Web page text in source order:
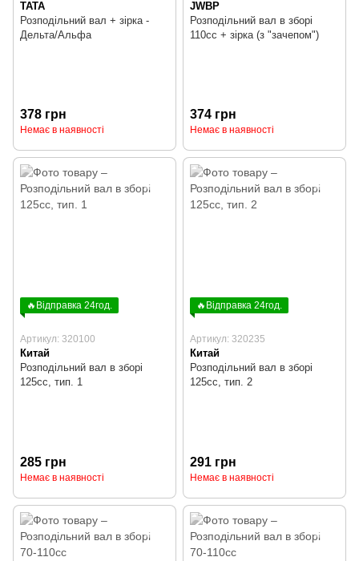
TATA
Розподільний вал + зірка -
Дельта/Альфа
378 грн
Немає в наявності
JWBP
Розподільний вал в зборі
110cc + зірка (з "зачепом")
374 грн
Немає в наявності
🔥Відправка 24год.
Артикул: 320100
Китай
Розподільний вал в зборі
125cc, тип. 1
285 грн
Немає в наявності
🔥Відправка 24год.
Артикул: 320235
Китай
Розподільний вал в зборі
125cc, тип. 2
291 грн
Немає в наявності